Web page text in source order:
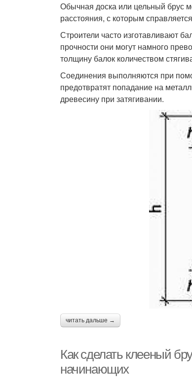
Обычная доска или цельный брус
расстояния, с которым
Строители часто изготавливают
прочности они могут намного
толщину балок количеством
Соединения выполняются при
предотвратят попадание на
древесину при затягивании.
читать дальше →
Как сделать клееный
начинающих